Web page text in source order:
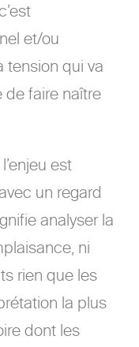
et/ou
tension qui va
de faire naître
est
un regard
analyser la
ni
rien que les
la plus
dont les